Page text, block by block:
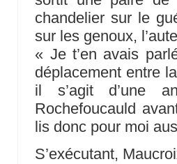
chandelier sur le
sur les genoux,
« Je t’en avais
déplacement entre
il s’agit d’une
Rochefoucauld
lis donc pour moi
S’exécutant,